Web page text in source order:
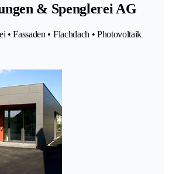
& Spenglerei AG
• Fassaden • Flachdach • Photovoltaik